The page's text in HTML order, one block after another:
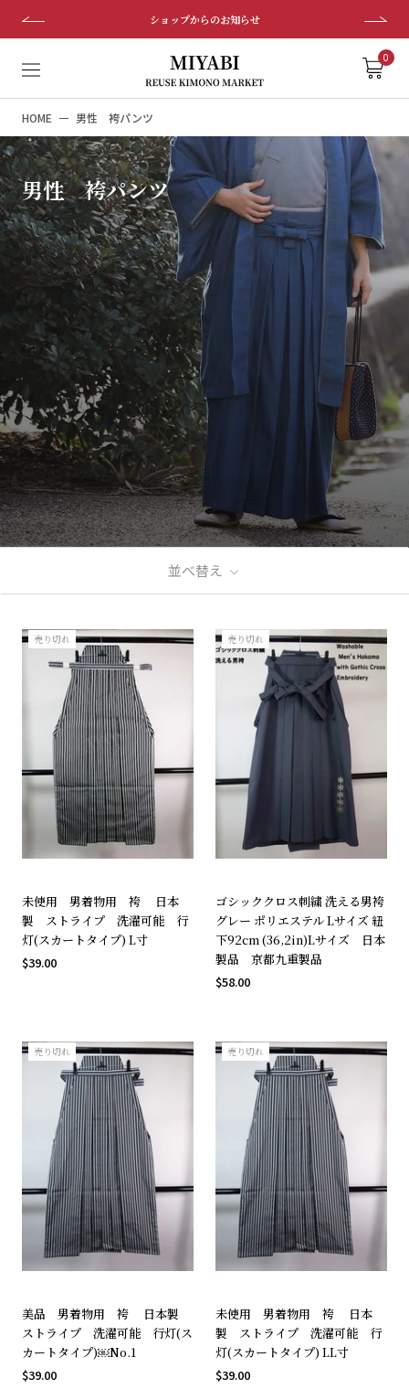
し
コ
ン
テ
ン
ツ
ショップからのお知らせ
0
HOME 男性 袴パンツ
男性 袴パンツ
並べ替え
売り切れ
未使用 男着物用 袴 日本
製 ストライプ 洗濯可能 行
灯(スカートタイプ) L寸
$39.00
売り切れ
ゴシッククロス刺繍 洗える男袴
グレー ポリエステル Lサイズ 紐
下92cm (36,2in)Lサイズ 日本
製品 京都九重製品
$58.00
売り切れ
美品 男着物用 袴 日本製
ストライプ 洗濯可能 行灯(ス
カートタイプ)￼No.1
$39.00
売り切れ
未使用 男着物用 袴 日本
製 ストライプ 洗濯可能 行
灯(スカートタイプ) LL寸
$39.00